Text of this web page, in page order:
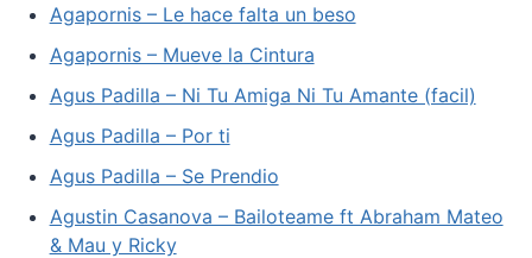
Agapornis – Le hace falta un beso
Agapornis – Mueve la Cintura
Agus Padilla – Ni Tu Amiga Ni Tu Amante (facil)
Agus Padilla – Por ti
Agus Padilla – Se Prendio
Agustin Casanova – Bailoteame ft Abraham Mateo
& Mau y Ricky